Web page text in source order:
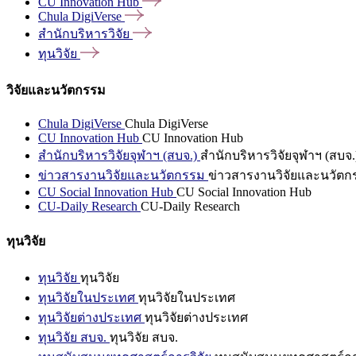
Chula DigiVerse
สำนักบริหารวิจัย
ทุนวิจัย
วิจัยและนวัตกรรม
Chula DigiVerse Chula DigiVerse
CU Innovation Hub CU Innovation Hub
สำนักบริหารวิจัยจุฬาฯ (สบจ.) สำนักบริหารวิจัยจุฬาฯ (สบจ
ข่าวสารงานวิจัยและนวัตกรรม ข่าวสารงานวิจัยและนวัตก
CU Social Innovation Hub CU Social Innovation Hub
CU-Daily Research CU-Daily Research
ทุนวิจัย
ทุนวิจัย ทุนวิจัย
ทุนวิจัยในประเทศ ทุนวิจัยในประเทศ
ทุนวิจัยต่างประเทศ ทุนวิจัยต่างประเทศ
ทุนวิจัย สบจ. ทุนวิจัย สบจ.